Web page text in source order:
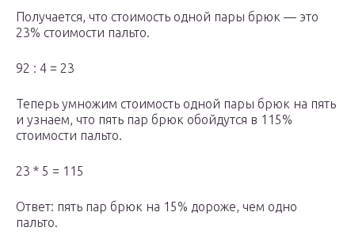
Получается, что стоимость одной пары брюк — это
23% стоимости пальто.
92 : 4 = 23
Теперь умножим стоимость одной пары брюк на пять
и узнаем, что пять пар брюк обойдутся в 115%
стоимости пальто.
23 * 5 = 115
Ответ: пять пар брюк на 15% дороже, чем одно
пальто.